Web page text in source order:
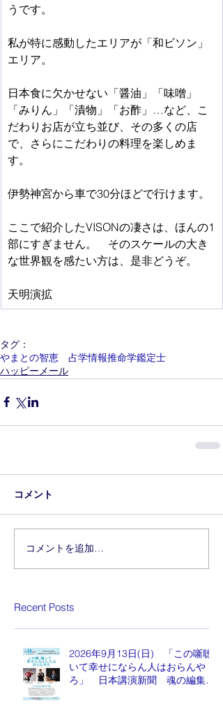
うです。
私が特に感動したエリアが「和ビソン」
エリア。
日本食に欠かせない「醤油」「味噌」
「みりん」「漬物」「お酢」…など、こ
だわりお店が立ち並び、その多くの店
で、さらにこだわりの料理を楽しめま
す。
伊勢神宮から車で30分ほどで行けます。
ここで紹介したVISONの凄さは、ほんの1
部にすぎません。　そのスケールの大き
な世界観を感たい方は、是非どうぞ。
天明演拡
タグ：
やまとの智恵 占学情報推命学鑑定士
ハッピーメール
コメント
コメントを追加…
Recent Posts
2026年9月13日(日) 「この噺聴
いて幸せにならん人はおらんや
ろ」 日本講演新聞 魂の編集